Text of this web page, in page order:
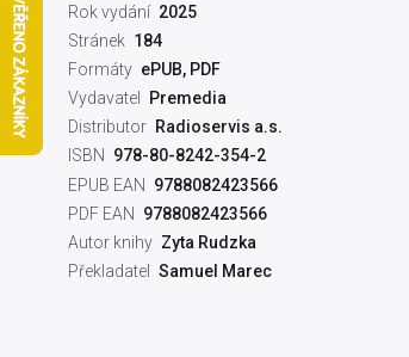
Rok vydání 2025
Stránek 184
Formáty ePUB, PDF
Vydavatel
Premedia
Distributor Radioservis a.s.
ISBN
978-80-8242-354-2
EPUB EAN
9788082423566
PDF EAN
9788082423566
Autor knihy Zyta Rudzka
Překladatel
Samuel Marec